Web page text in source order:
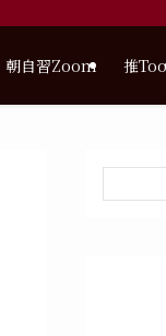
朝自習Zoom 推